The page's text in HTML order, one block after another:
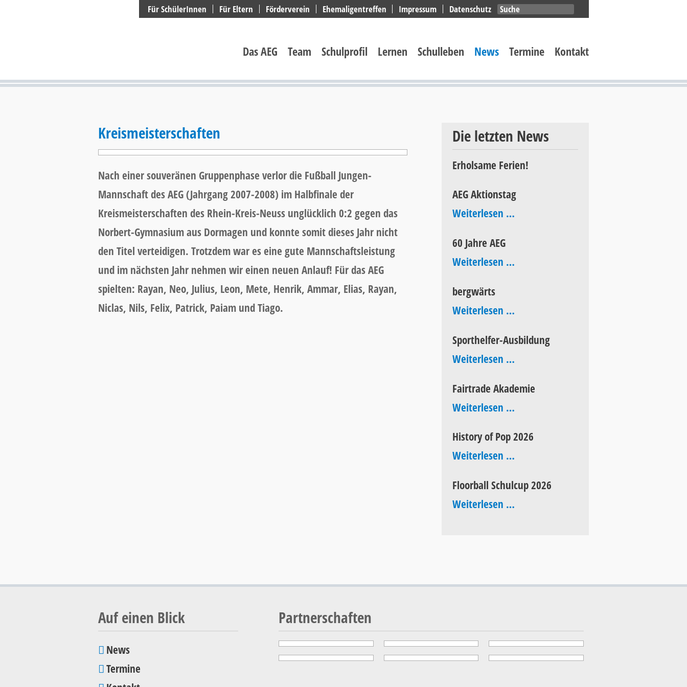
Navigation
Für SchülerInnen Für Eltern Förderverein Ehemaligentreffen Impressum Datenschutz
überspringen
Das AEG Team Schulprofil Lernen Schulleben News Termine Kontakt
Kreismeisterschaften
Nach einer souveränen Gruppenphase verlor die Fußball Jungen-
Mannschaft des AEG (Jahrgang 2007-2008) im Halbfinale der
Kreismeisterschaften des Rhein-Kreis-Neuss unglücklich 0:2 gegen das
Norbert-Gymnasium aus Dormagen und konnte somit dieses Jahr nicht
den Titel verteidigen. Trotzdem war es eine gute Mannschaftsleistung
und im nächsten Jahr nehmen wir einen neuen Anlauf! Für das AEG
spielten: Rayan, Neo, Julius, Leon, Mete, Henrik, Ammar, Elias, Rayan,
Niclas, Nils, Felix, Patrick, Paiam und Tiago.
Die letzten News
Erholsame Ferien!
AEG Aktionstag
Weiterlesen …AEG
60 Jahre AEG
Weiterlesen …60
bergwärts
Weiterlesen …bergwärts
Sporthelfer-Ausbildung
Weiterlesen …Sporthelfer-
Fairtrade Akademie
Weiterlesen …Fairtrade
History of Pop 2026
Weiterlesen …History
Pop
2026
Floorball Schulcup 2026
Weiterlesen …Floorball
Auf einen Blick
Navigation
News
Termine
Partnerschaften